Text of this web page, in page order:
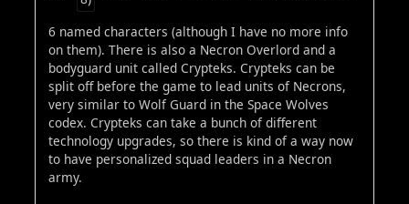
6 named characters (although I have no more info
on them). There is also a Necron Overlord and a
bodyguard unit called Crypteks. Crypteks can be
split off before the game to lead units of Necrons,
very similar to Wolf Guard in the Space Wolves
codex. Crypteks can take a bunch of different
technology upgrades, so there is kind of a way now
to have personalized squad leaders in a Necron
army.